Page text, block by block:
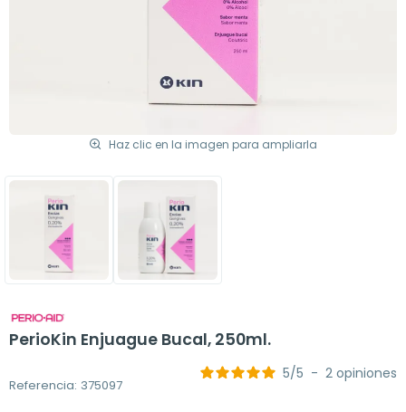
Haz clic en la imagen para ampliarla
PerioKin Enjuague Bucal, 250ml.
Referencia: 375097
5/5 - 2 opiniones